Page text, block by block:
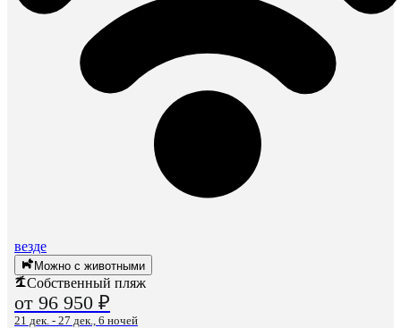
везде
Можно с животными
Собственный пляж
от 96 950 ₽
21 дек. - 27 дек., 6 ночей